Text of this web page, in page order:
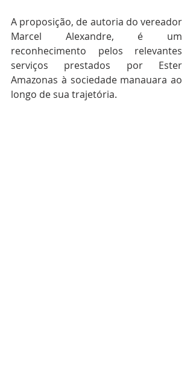
A proposição, de autoria do vereador
Marcel Alexandre, é um
reconhecimento pelos relevantes
serviços prestados por Ester
Amazonas à sociedade manauara ao
longo de sua trajetória.